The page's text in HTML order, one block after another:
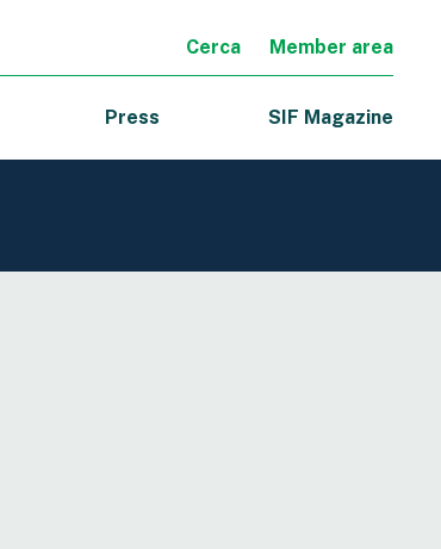
Cerca Member area
Press SIF Magazine